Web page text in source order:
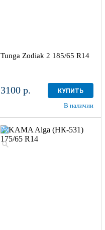
Tunga Zodiak 2 185/65 R14
3100 р. КУПИТЬ
В наличии